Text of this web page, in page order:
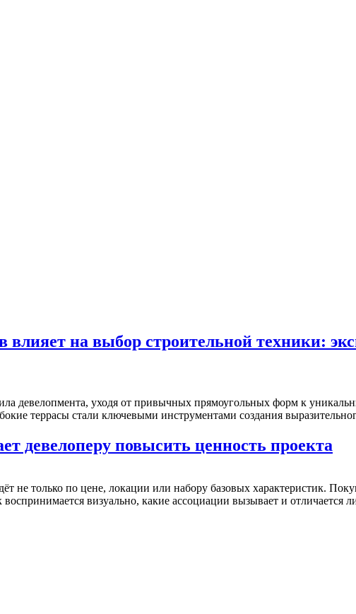
на выбор строительной техники:
девелопмента, уходя от привычных прямоугольных форм к
террасы стали ключевыми инструментами создания
девелоперу повысить ценность проекта
не только по цене, локации или набору базовых характеристик.
визуально, какие ассоциации вызывает и отличается